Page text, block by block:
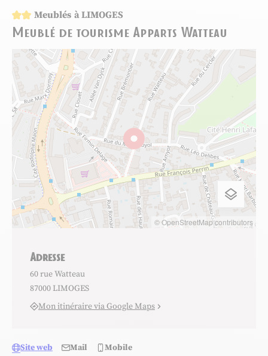
2 étoilesMeublés à LIMOGES
Meublé de tourisme Apparts Watteau
© OpenStreetMap contributors
Adresse
60 rue Watteau
87000 LIMOGES
Mon itinéraire via Google Maps
Site web Mail Mobile